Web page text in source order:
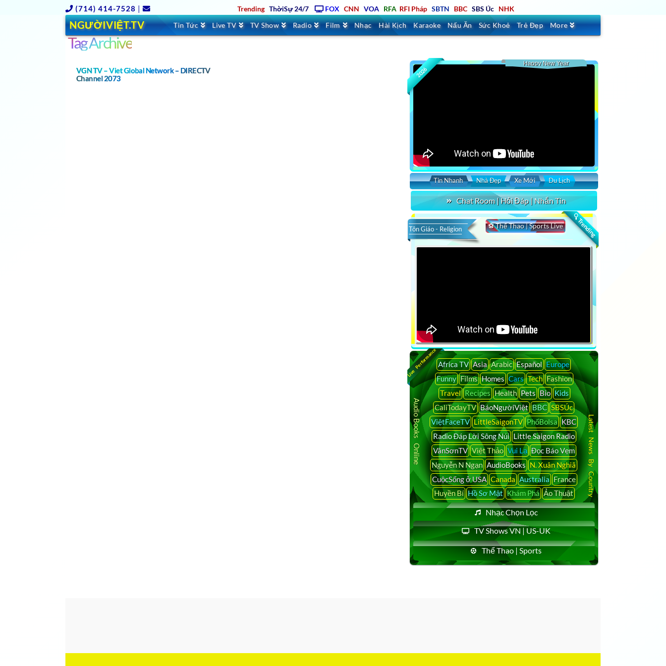
(714) 414-7528 | Trending ThờiSự 24/7 FOX CNN VOA RFA RFI Pháp SBTN BBC SBS Úc NHK
NGƯỜIVIỆT.TV Tin Tức Live TV TV Show Radio Film Nhạc Hài Kịch Karaoke Nấu Ăn Sức Khoẻ Trẻ Đẹp More
Tag Archive
VGN TV – Viet Global Network – DIRECTV
Channel 2073
2026
Happy New Year
Tin Nhanh Nhà Đẹp Xe Mới Du Lịch
Chat Room | Hỏi Đáp | Nhắn Tin
🔍 Trending
⚽ Thể Thao | Sports Live
Tôn Giáo - Religion
Live PerformanceAfrica TV Asia Arabic Español Europe
Funny Films Homes Cars Tech Fashion
Travel Recipes Health Pets Bio Kids
CaliTodayTV BáoNgườiViệt BBC SBSÚc
ViệtFaceTV LittleSaigonTV PhốBolsa KBC
Radio Đáp Lời Sông Núi Little Saigon Radio
VânSơnTV Việt Thảo Vui Lạ Đọc Báo Vẹm
Nguyễn N Ngạn AudioBooks N. Xuân Nghiã
CuộcSống ở USA Canada Australia France
Huyền Bí Hồ Sơ Mật Khám Phá Ảo Thuật
Nhạc Chọn Lọc
TV Shows VN | US-UK
Thể Thao | Sports
Audio Books Online Latest News By Country